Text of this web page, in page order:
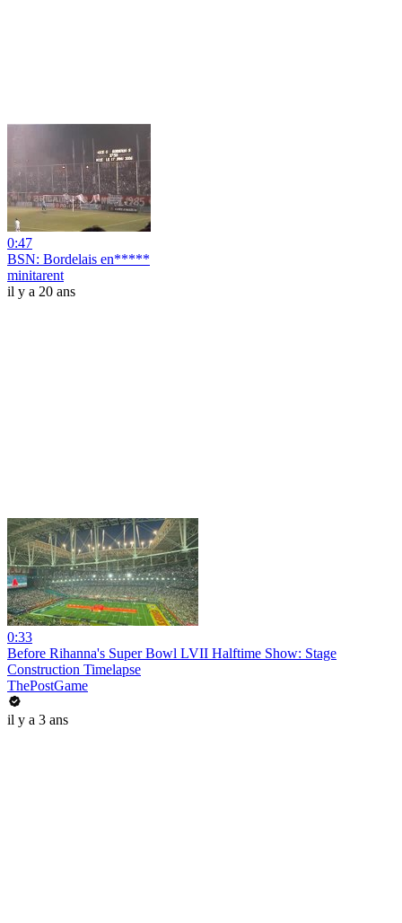
0:47
BSN: Bordelais en*****
minitarent
il y a 20 ans
0:33
Before Rihanna's Super Bowl LVII Halftime Show: Stage
Construction Timelapse
ThePostGame
il y a 3 ans